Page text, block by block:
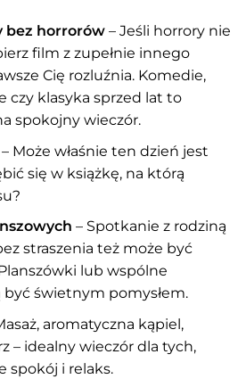
bez horrorów– Jeśli horrory nie
film z zupełnie innego
Cię rozluźnia. Komedie,
czy klasyka sprzed lat to
spokojny wieczór.
– Może właśnie ten dzień jest
się w książkę, na którą
– Spotkanie z rodziną
straszenia też może być
lub wspólne
świetnym pomysłem.
aromatyczna kąpiel,
– idealny wieczór dla tych,
spokój i relaks.